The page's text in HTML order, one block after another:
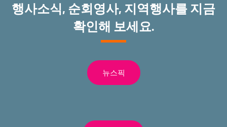
행사소식, 순회영사, 지역행사를 지금
확인해 보세요.
뉴스픽